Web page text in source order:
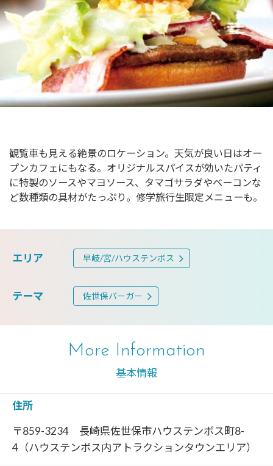
観覧車も見える絶景のロケーション。天気が良い日はオー
プンカフェにもなる。オリジナルスパイスが効いたパティ
に特製のソースやマヨソース、タマゴサラダやベーコンな
ど数種類の具材がたっぷり。修学旅行生限定メニューも。
エリア 早岐/宮/ハウステンボス
テーマ 佐世保バーガー
More Information
基本情報
住所
〒859-3234 長崎県佐世保市ハウステンボス町8-
4（ハウステンボス内アトラクションタウンエリア）